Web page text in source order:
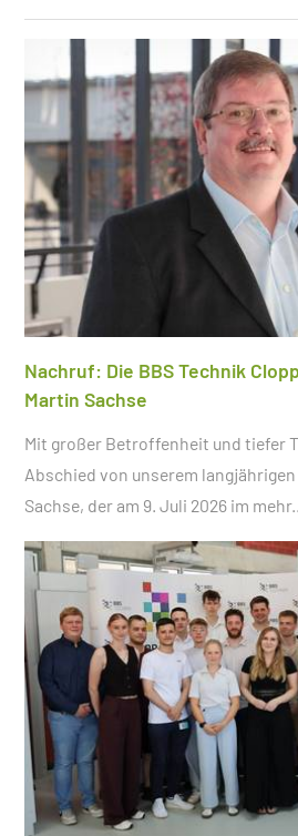
Nachruf: Die BBS Technik
Martin Sachse
Mit großer Betroffenheit und tiefer
Abschied von unserem
Sachse, der am 9. Juli 2026 im